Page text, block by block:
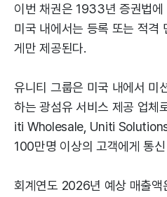
이번 채권은 1933년 증권법에
미국 내에서는 등록 또는 적격
게만 제공된다.
유니티 그룹은 미국 내에서 미
하는 광섬유 서비스 제공 업
iti Wholesale, Uniti Solutions
100만명 이상의 고객에게 통
회계연도 2026년 예상 매출